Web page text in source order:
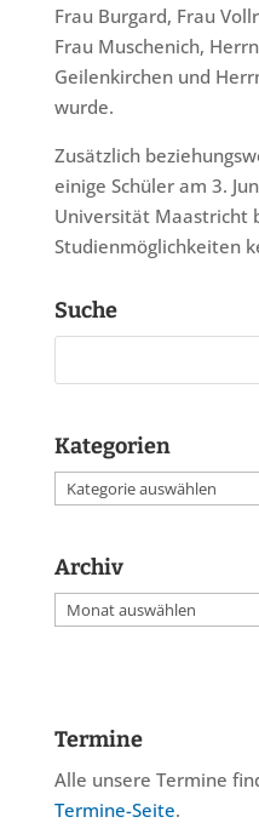
Frau Burgard, Frau
Frau Muschenich,
Geilenkirchen und
wurde.
Zusätzlich
einige Schüler am 3.
Universität Maastricht
Studienmöglichkeiten
Suche
Kategorien
Kategorien
Archiv
Archiv
Termine
Alle unsere Termine
Termine-Seite.